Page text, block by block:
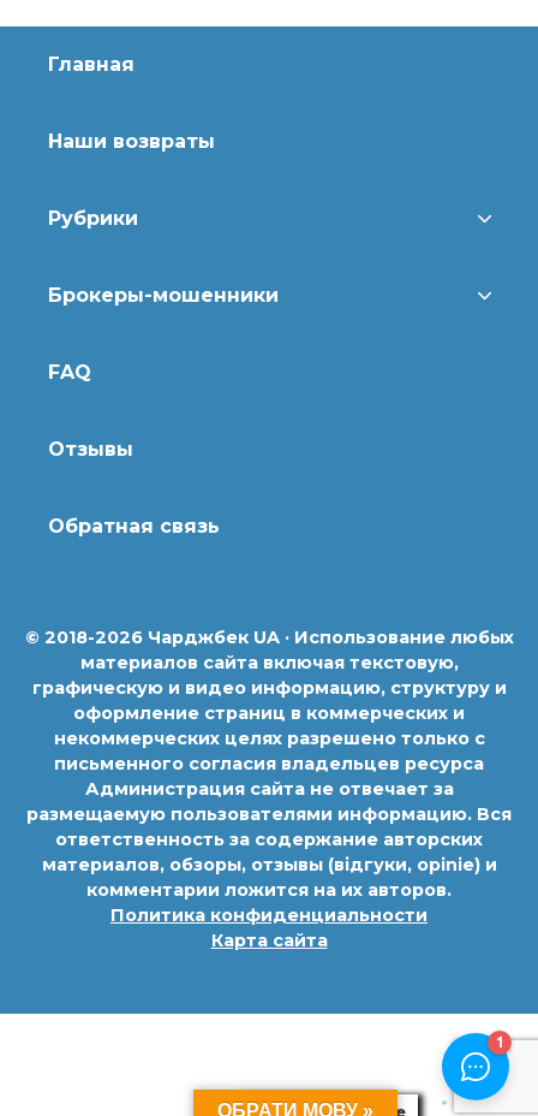
Главная
Наши возвраты
Рубрики
Брокеры-мошенники
FAQ
Отзывы
Обратная связь
© 2018-2026 Чарджбек UA · Использование любых
материалов сайта включая текстовую,
графическую и видео информацию, структуру и
оформление страниц в коммерческих и
некоммерческих целях разрешено только с
письменного согласия владельцев ресурса
Администрация сайта не отвечает за
размещаемую пользователями информацию. Вся
ответственность за содержание авторских
материалов, обзоры, отзывы (відгуки, opinie) и
комментарии ложится на их авторов.
Политика конфиденциальности
Карта сайта
Политика Cookie
ОБРАТИ МОВУ »